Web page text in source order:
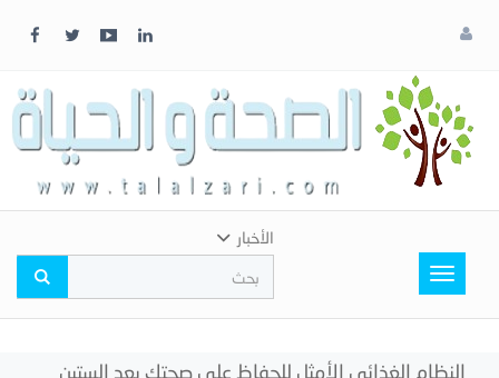
لونك
المفضل
Toggle
navigation
الأخبار
النظام الغذائي الأمثل للحفاظ على صحتك بعد الستين